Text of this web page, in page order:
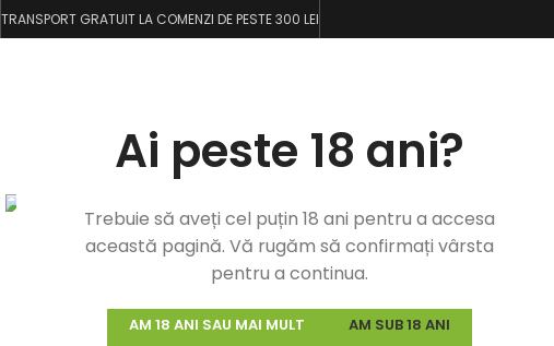
Ai peste 18 ani?
Trebuie să aveți cel puțin 18 ani pentru a accesa
această pagină. Vă rugăm să confirmați vârsta
pentru a continua.
AM 18 ANI SAU MAI MULT AM SUB 18 ANI
TRANSPORT GRATUIT LA COMENZI DE PESTE 300 LEI